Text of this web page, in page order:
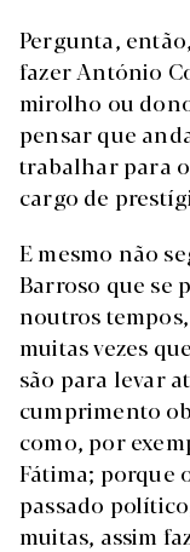
Pergunta,
fazer António
mirolho ou
pensar que
trabalhar para
cargo de
E mesmo não
Barroso que se
noutros
muitas vezes
são para levar
cumprimento
como, por
Fátima; porque
passado
muitas, assim